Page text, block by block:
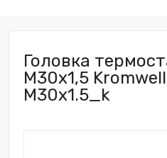
Головка
М30х1,5 Kromwell
M30x1.5_k